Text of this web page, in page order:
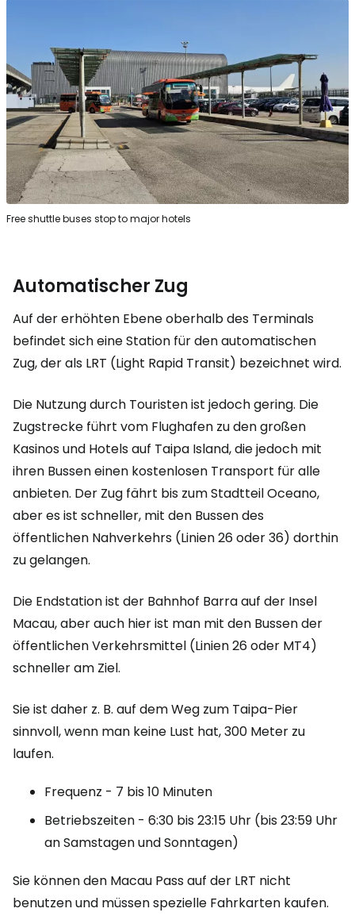
Free shuttle buses stop to major hotels
Automatischer Zug
Auf der erhöhten Ebene oberhalb des Terminals
befindet sich eine Station für den automatischen
Zug, der als LRT (Light Rapid Transit) bezeichnet wird.
Die Nutzung durch Touristen ist jedoch gering. Die
Zugstrecke führt vom Flughafen zu den großen
Kasinos und Hotels auf Taipa Island, die jedoch mit
ihren Bussen einen kostenlosen Transport für alle
anbieten. Der Zug fährt bis zum Stadtteil Oceano,
aber es ist schneller, mit den Bussen des
öffentlichen Nahverkehrs (Linien 26 oder 36) dorthin
zu gelangen.
Die Endstation ist der Bahnhof Barra auf der Insel
Macau, aber auch hier ist man mit den Bussen der
öffentlichen Verkehrsmittel (Linien 26 oder MT4)
schneller am Ziel.
Sie ist daher z. B. auf dem Weg zum Taipa-Pier
sinnvoll, wenn man keine Lust hat, 300 Meter zu
laufen.
Frequenz - 7 bis 10 Minuten
Betriebszeiten - 6:30 bis 23:15 Uhr (bis 23:59 Uhr
an Samstagen und Sonntagen)
Sie können den Macau Pass auf der LRT nicht
benutzen und müssen spezielle Fahrkarten kaufen.